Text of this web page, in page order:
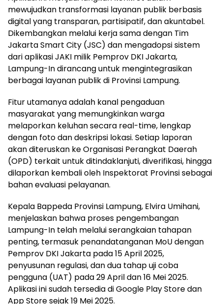
mewujudkan transformasi layanan publik berbasis
digital yang transparan, partisipatif, dan akuntabel.
Dikembangkan melalui kerja sama dengan Tim
Jakarta Smart City (JSC) dan mengadopsi sistem
dari aplikasi JAKI milik Pemprov DKI Jakarta,
Lampung-In dirancang untuk mengintegrasikan
berbagai layanan publik di Provinsi Lampung.
Fitur utamanya adalah kanal pengaduan
masyarakat yang memungkinkan warga
melaporkan keluhan secara real-time, lengkap
dengan foto dan deskripsi lokasi. Setiap laporan
akan diteruskan ke Organisasi Perangkat Daerah
(OPD) terkait untuk ditindaklanjuti, diverifikasi, hingga
dilaporkan kembali oleh Inspektorat Provinsi sebagai
bahan evaluasi pelayanan.
Kepala Bappeda Provinsi Lampung, Elvira Umihani,
menjelaskan bahwa proses pengembangan
Lampung-In telah melalui serangkaian tahapan
penting, termasuk penandatanganan MoU dengan
Pemprov DKI Jakarta pada 15 April 2025,
penyusunan regulasi, dan dua tahap uji coba
pengguna (UAT) pada 29 April dan 16 Mei 2025.
Aplikasi ini sudah tersedia di Google Play Store dan
App Store sejak 19 Mei 2025.